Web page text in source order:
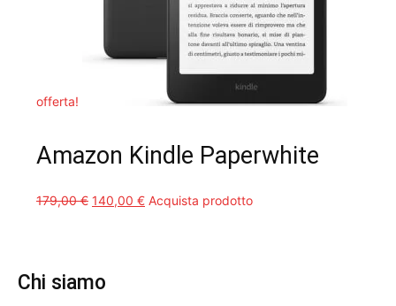
offerta!
Amazon Kindle Paperwhite
179,00€ Il
179,00 €.
140,00 €IlAcquista prodotto
Chi siamo